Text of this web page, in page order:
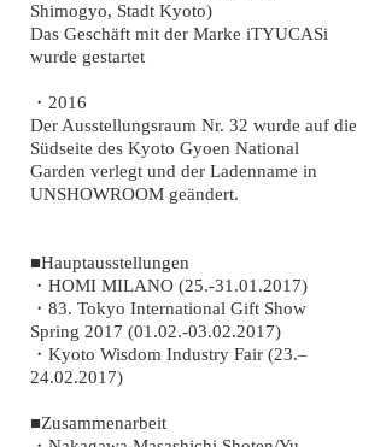
Shimogyo, Stadt Kyoto)
Das Geschäft mit der Marke iTYUCASi
wurde gestartet
・2016
Der Ausstellungsraum Nr. 32 wurde auf die
Südseite des Kyoto Gyoen National
Garden verlegt und der Ladenname in
UNSHOWROOM geändert.
■Hauptausstellungen
・HOMI MILANO (25.-31.01.2017)
・83. Tokyo International Gift Show
Spring 2017 (01.02.-03.02.2017)
・Kyoto Wisdom Industry Fair (23.–
24.02.2017)
■Zusammenarbeit